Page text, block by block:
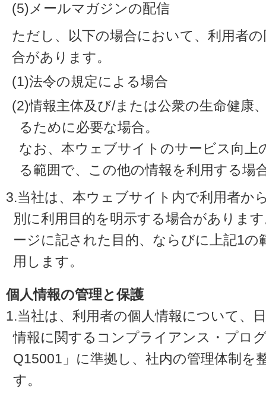
(5)メールマガジンの配信
ただし、以下の場合において、利用者
合があります。
(1)法令の規定による場合
(2)情報主体及び/または公衆の生命健康
るために必要な場合。
なお、本ウェブサイトのサービス向上
る範囲で、この他の情報を利用する場
3.当社は、本ウェブサイト内で利用者か
別に利用目的を明示する場合がありま
ージに記された目的、ならびに上記1の
用します。
個人情報の管理と保護
1.当社は、利用者の個人情報について、
情報に関するコンプライアンス・プロ
Q15001」に準拠し、社内の管理体制を
す。